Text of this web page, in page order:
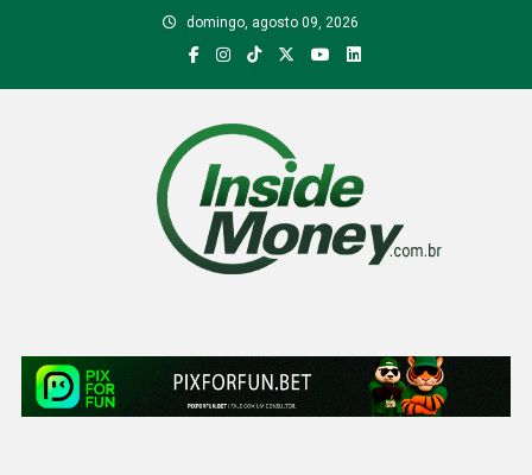
domingo, agosto 09, 2026
Inside Money